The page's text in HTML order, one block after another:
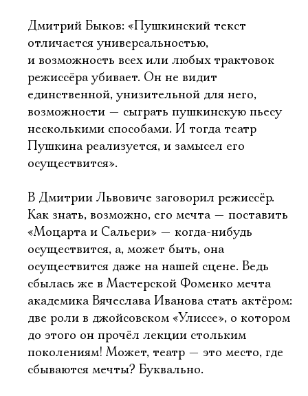
Дмитрий Быков: «Пушкинский текст
отличается универсальностью,
и возможность всех или любых трактовок
режиссёра убивает. Он не видит
единственной, унизительной для него,
возможности — сыграть пушкинскую пьесу
несколькими способами. И тогда театр
Пушкина реализуется, и замысел его
осуществится».
В Дмитрии Львовиче заговорил режиссёр.
Как знать, возможно, его мечта — поставить
«Моцарта и Сальери» — когда-нибудь
осуществится, а, может быть, она
осуществится даже на нашей сцене. Ведь
сбылась же в Мастерской Фоменко мечта
академика Вячеслава Иванова стать актёром:
две роли в джойсовском «Улиссе», о котором
до этого он прочёл лекции стольким
поколениям! Может, театр — это место, где
сбываются мечты? Буквально.